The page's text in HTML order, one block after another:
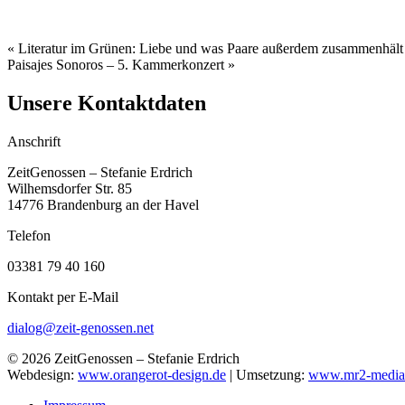
« Literatur im Grünen: Liebe und was Paare außerdem zusammenhält
Paisajes Sonoros – 5. Kammerkonzert »
Unsere Kontaktdaten
Anschrift
ZeitGenossen – Stefanie Erdrich
Wilhemsdorfer Str. 85
14776 Brandenburg an der Havel
Telefon
03381 79 40 160
Kontakt per E-Mail
dialog@zeit-genossen.net
© 2026 ZeitGenossen – Stefanie Erdrich
Webdesign: www.orangerot-design.de | Umsetzung: www.mr2-